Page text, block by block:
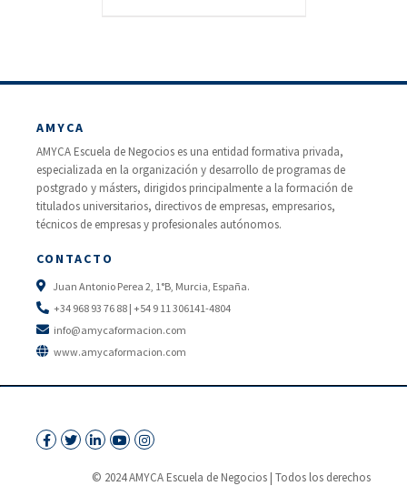
AMYCA
AMYCA Escuela de Negocios es una entidad formativa privada,
especializada en la organización y desarrollo de programas de
postgrado y másters, dirigidos principalmente a la formación de
titulados universitarios, directivos de empresas, empresarios,
técnicos de empresas y profesionales autónomos.
CONTACTO
Juan Antonio Perea 2, 1°B, Murcia, España.
+34 968 93 76 88 | +54 9 11 306141-4804
info@amycaformacion.com
www.amycaformacion.com
© 2024 AMYCA Escuela de Negocios | Todos los derechos